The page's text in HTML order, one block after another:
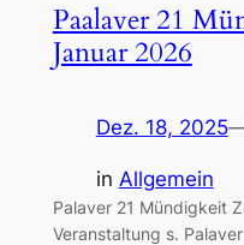
Paalaver 21
Januar 2026
Dez. 18, 2025
in Allgemein
Palaver 21 Mündigkeit
Veranstaltung s.